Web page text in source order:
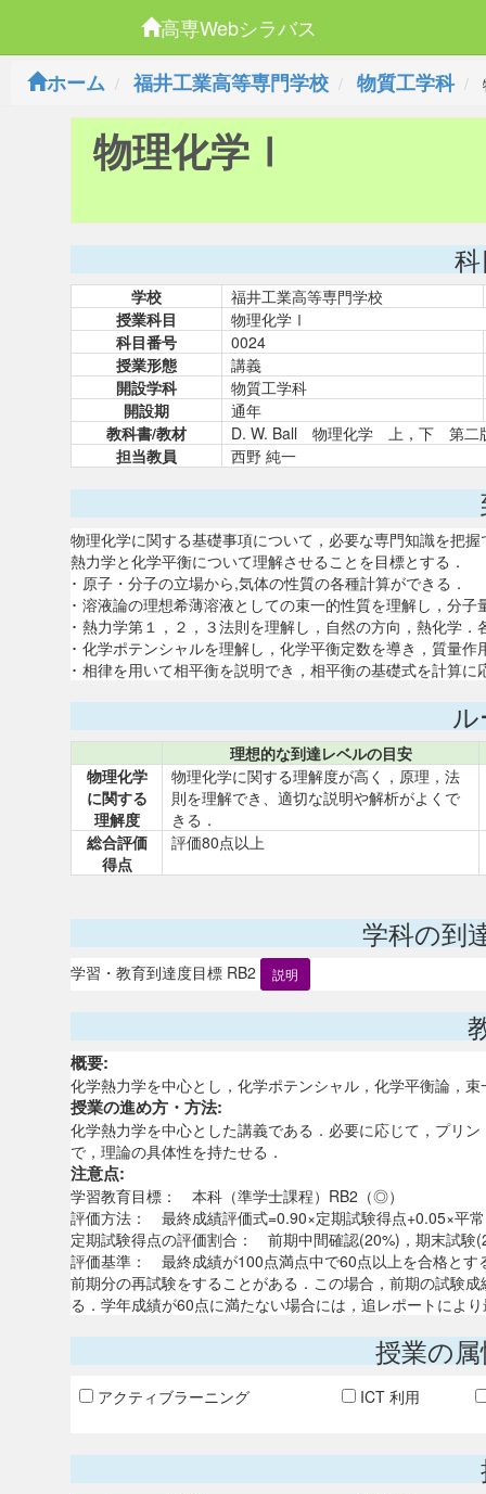
高専Webシラバス
ホーム
福井工業高等専門学校 物質工学科
物理化学Ⅰ
学校
福井工業高等専門学校
授業科目
物理化学Ⅰ
科目番号
0024
授業形態
講義
開設学科
物質工学科
開設期
通年
教科書/教材
D. W. Ball 物理化学 上，下 第
担当教員
西野 純一
物理化学に関する基礎事項について，必要な専門知識を把
熱力学と化学平衡について理解させることを目標とする．
･ 原子・分子の立場から,気体の性質の各種計算ができる．
･ 溶液論の理想希薄溶液としての束一的性質を理解し，分子
･ 熱力学第１，２，３法則を理解し，自然の方向，熱化学
･ 化学ポテンシャルを理解し，化学平衡定数を導き，質量
･ 相律を用いて相平衡を説明でき，相平衡の基礎式を計算に
理想的な到達レベルの目安
物理化学
に関する
理解度
物理化学に関する理解度が高く，原理，法
則を理解でき、適切な説明や解析がよくで
きる．
総合評価
得点
評価80点以上
学科の到
学習・教育到達度目標 RB2 説明
概要:
化学熱力学を中心とし，化学ポテンシャル，化学平衡論，
授業の進め方・方法:
化学熱力学を中心とした講義である．必要に応じて，プリ
で，理論の具体性を持たせる．
注意点:
学習教育目標： 本科（準学士課程）RB2（◎）
評価方法： 最終成績評価式=0.90×定期試験得点+0.05×平
定期試験得点の評価割合： 前期中間確認(20%)，期末試験
評価基準： 最終成績が100点満点中で60点以上を合格とす
前期分の再試験をすることがある．この場合，前期の試験
る．学年成績が60点に満たない場合には，追レポートによ
授業の
アクティブラーニング ICT 利用